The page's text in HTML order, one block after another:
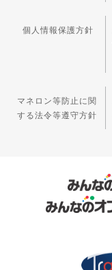
個人情報保護方針
マネロン等防止に関
する法令等遵守方針